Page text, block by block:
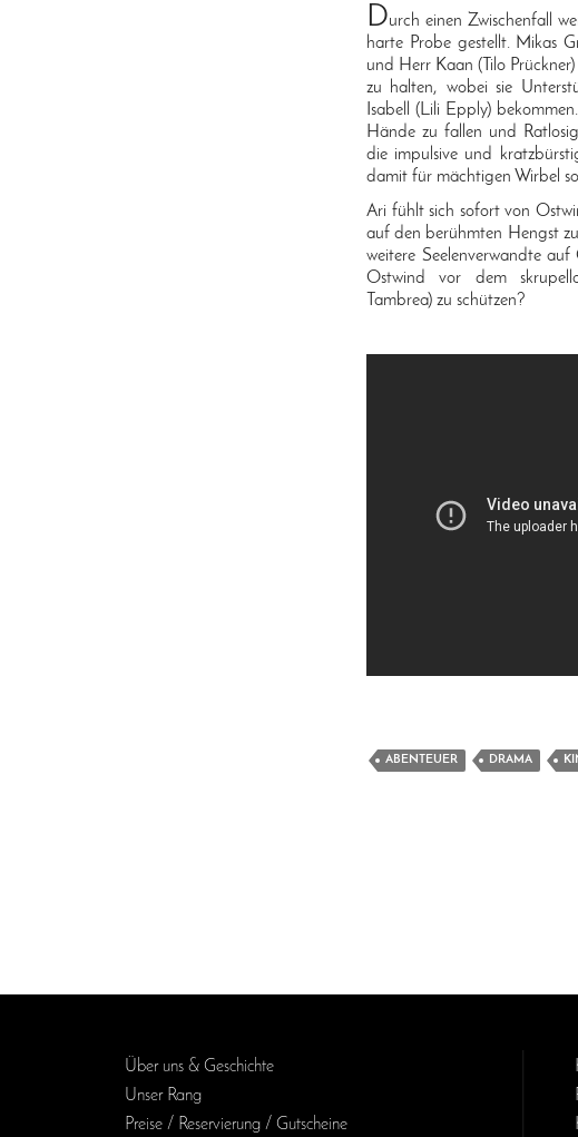
Durch einen Zwischenfall
harte Probe gestellt. Mikas
und Herr Kaan (Tilo
zu halten, wobei sie
Isabell (Lili Epply)
Hände zu fallen und
die impulsive und
damit für mächtigen Wirbel
Ari fühlt sich sofort von
auf den berühmten Hengst
weitere Seelenverwandte
Ostwind vor dem
Tambrea) zu schützen?
ABENTEUER DRAMA
Über uns & Geschichte
Unser Rang
Preise / Reservierung / Gutscheine